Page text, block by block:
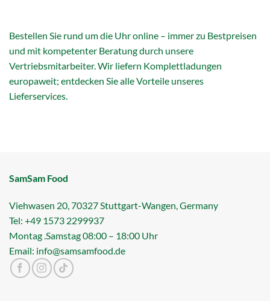
Bestellen Sie rund um die Uhr online – immer zu Bestpreisen
und mit kompetenter Beratung durch unsere
Vertriebsmitarbeiter. Wir liefern Komplettladungen
europaweit; entdecken Sie alle Vorteile unseres
Lieferservices.
SamSam Food
Viehwasen 20, 70327 Stuttgart-Wangen, Germany
Tel: +49 1573 2299937
Montag .Samstag 08:00 – 18:00 Uhr
Email: info@samsamfood.de